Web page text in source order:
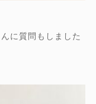
に質問もしました